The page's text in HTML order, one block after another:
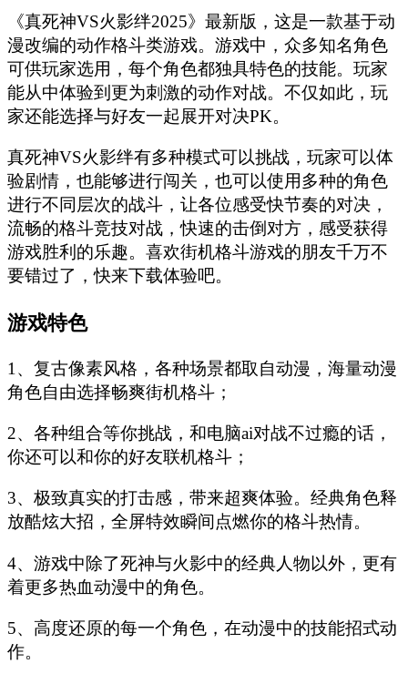
《真死神VS火影绊2025》最新版，这是一款基于动
漫改编的动作格斗类游戏。游戏中，众多知名角色
可供玩家选用，每个角色都独具特色的技能。玩家
能从中体验到更为刺激的动作对战。不仅如此，玩
家还能选择与好友一起展开对决PK。
真死神VS火影绊有多种模式可以挑战，玩家可以体
验剧情，也能够进行闯关，也可以使用多种的角色
进行不同层次的战斗，让各位感受快节奏的对决，
流畅的格斗竞技对战，快速的击倒对方，感受获得
游戏胜利的乐趣。喜欢街机格斗游戏的朋友千万不
要错过了，快来下载体验吧。
游戏特色
1、复古像素风格，各种场景都取自动漫，海量动漫
角色自由选择畅爽街机格斗；
2、各种组合等你挑战，和电脑ai对战不过瘾的话，
你还可以和你的好友联机格斗；
3、极致真实的打击感，带来超爽体验。经典角色释
放酷炫大招，全屏特效瞬间点燃你的格斗热情。
4、游戏中除了死神与火影中的经典人物以外，更有
着更多热血动漫中的角色。
5、高度还原的每一个角色，在动漫中的技能招式动
作。